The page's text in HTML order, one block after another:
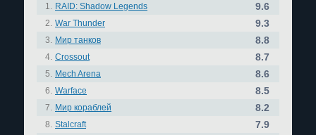
1. RAID: Shadow Legends 9.6
2. War Thunder 9.3
3. Мир танков 8.8
4. Crossout 8.7
5. Mech Arena 8.6
6. Warface 8.5
7. Мир кораблей 8.2
8. Stalcraft 7.9